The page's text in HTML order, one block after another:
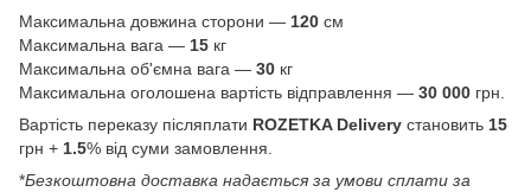
Максимальна довжина сторони — 120 см
Максимальна вага — 15 кг
Максимальна об'ємна вага — 30 кг
Максимальна оголошена вартість відправлення — 30 000 грн.
Вартість переказу післяплати ROZETKA Delivery становить 15
грн + 1.5% від суми замовлення.
*Безкоштовна доставка надається за умови сплати за